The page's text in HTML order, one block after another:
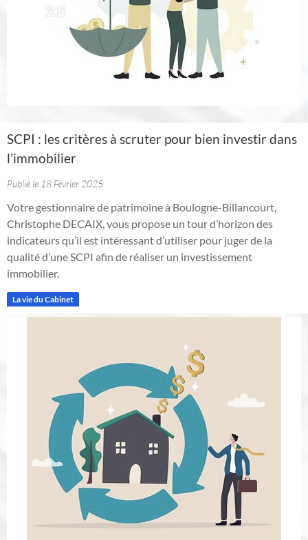
SCPI : les critères à scruter pour bien investir dans
l’immobilier
Publié le 18 Février 2025
Votre gestionnaire de patrimoine à Boulogne-Billancourt,
Christophe DECAIX, vous propose un tour d’horizon des
indicateurs qu’il est intéressant d’utiliser pour juger de la
qualité d’une SCPI afin de réaliser un investissement
immobilier.
La vie du Cabinet